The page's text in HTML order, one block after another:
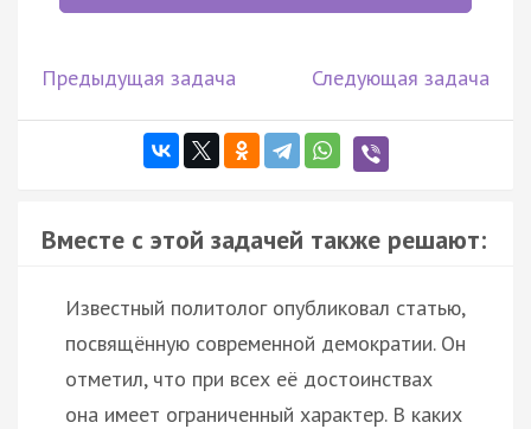
Предыдущая задача Следующая задача
Вместе с этой задачей также решают:
Известный политолог опубликовал статью,
посвящённую современной демократии. Он
отметил, что при всех её достоинствах
она имеет ограниченный характер. В каких